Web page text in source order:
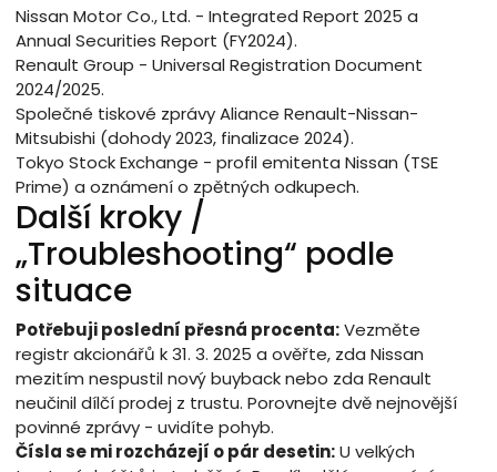
Nissan Motor Co., Ltd. - Integrated Report 2025 a
Annual Securities Report (FY2024).
Renault Group - Universal Registration Document
2024/2025.
Společné tiskové zprávy Aliance Renault-Nissan-
Mitsubishi (dohody 2023, finalizace 2024).
Tokyo Stock Exchange - profil emitenta Nissan (TSE
Prime) a oznámení o zpětných odkupech.
Další kroky /
„Troubleshooting“ podle
situace
Potřebuji poslední přesná procenta:Vezměte
registr akcionářů k 31. 3. 2025 a ověřte, zda Nissan
mezitím nespustil nový buyback nebo zda Renault
neučinil dílčí prodej z trustu. Porovnejte dvě nejnovější
povinné zprávy - uvidíte pohyb.
Čísla se mi rozcházejí o pár desetin:U velkých